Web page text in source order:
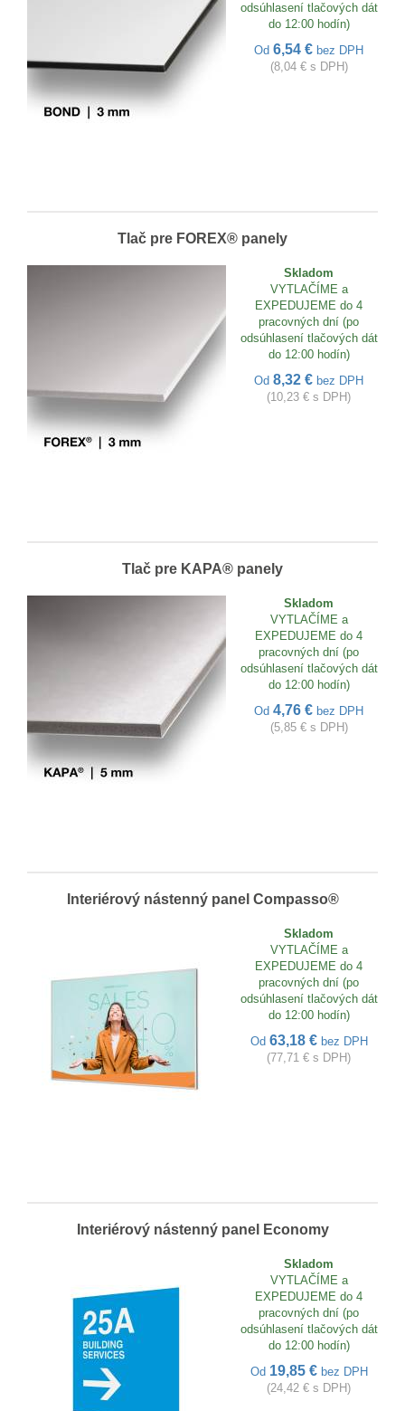
odsúhlasení tlačových dát
do 12:00 hodín)
Od 6,54 € bez DPH
(8,04 € s DPH)
Tlač pre FOREX® panely
Skladom
VYTLAČÍME a
EXPEDUJEME do 4
pracovných dní (po
odsúhlasení tlačových dát
do 12:00 hodín)
Od 8,32 € bez DPH
(10,23 € s DPH)
Tlač pre KAPA® panely
Skladom
VYTLAČÍME a
EXPEDUJEME do 4
pracovných dní (po
odsúhlasení tlačových dát
do 12:00 hodín)
Od 4,76 € bez DPH
(5,85 € s DPH)
Interiérový nástenný panel Compasso®
Skladom
VYTLAČÍME a
EXPEDUJEME do 4
pracovných dní (po
odsúhlasení tlačových dát
do 12:00 hodín)
Od 63,18 € bez DPH
(77,71 € s DPH)
Interiérový nástenný panel Economy
Skladom
VYTLAČÍME a
EXPEDUJEME do 4
pracovných dní (po
odsúhlasení tlačových dát
do 12:00 hodín)
Od 19,85 € bez DPH
(24,42 € s DPH)